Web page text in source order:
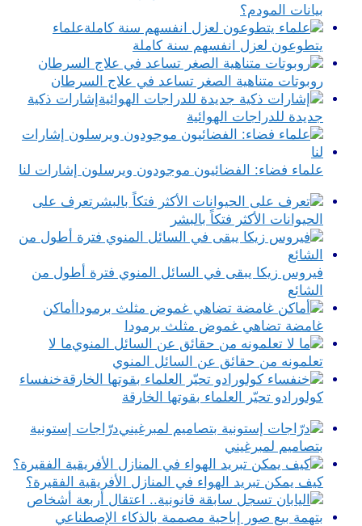
بيانات المودم؟
علماء
يتطوعون لعزل انفسهم سنة كاملة
روبوتات متناهية الصغر تساعد في علاج السرطان
إشارات ذكية
جديدة للدراجات الهوائية
علماء فضاء: الفضائيون موجودون ويرسلون إشارات لنا
تعرف على
الحيوانات الأكثر فتكاً بالبشر
فيروس زيكا يبقى في السائل المنوي فترة أطول من
الشائع
أماكن
غامضة تضاهي غموض مثلث برمودا
ما لا
تعلمونه من حقائق عن السائل المنوي
خنفساء
كولورادو تحيّر العلماء بقوتها الخارقة
درّاجات إستونية
بتصاميم لمبرغيني
كيف يمكن تبريد الهواء في المنازل الأفريقية الفقيرة؟